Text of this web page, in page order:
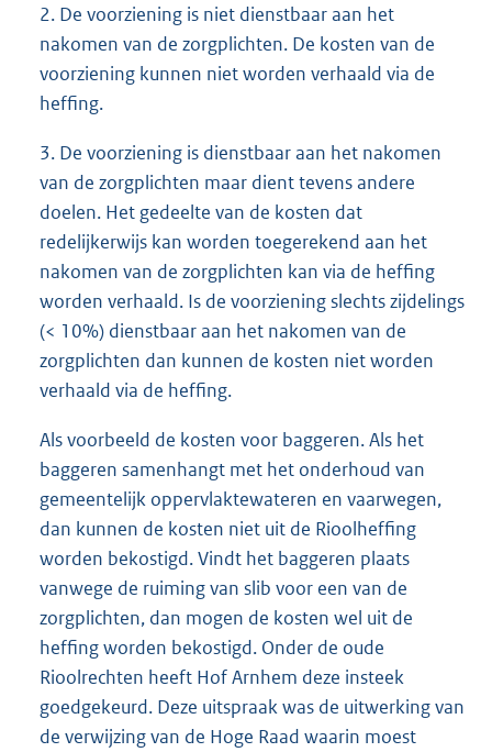
2. De voorziening is niet dienstbaar aan het
nakomen van de zorgplichten. De kosten van de
voorziening kunnen niet worden verhaald via de
heffing.
3. De voorziening is dienstbaar aan het nakomen
van de zorgplichten maar dient tevens andere
doelen. Het gedeelte van de kosten dat
redelijkerwijs kan worden toegerekend aan het
nakomen van de zorgplichten kan via de heffing
worden verhaald. Is de voorziening slechts zijdelings
(< 10%) dienstbaar aan het nakomen van de
zorgplichten dan kunnen de kosten niet worden
verhaald via de heffing.
Als voorbeeld de kosten voor baggeren. Als het
baggeren samenhangt met het onderhoud van
gemeentelijk oppervlaktewateren en vaarwegen,
dan kunnen de kosten niet uit de Rioolheffing
worden bekostigd. Vindt het baggeren plaats
vanwege de ruiming van slib voor een van de
zorgplichten, dan mogen de kosten wel uit de
heffing worden bekostigd. Onder de oude
Rioolrechten heeft Hof Arnhem deze insteek
goedgekeurd. Deze uitspraak was de uitwerking van
de verwijzing van de Hoge Raad waarin moest